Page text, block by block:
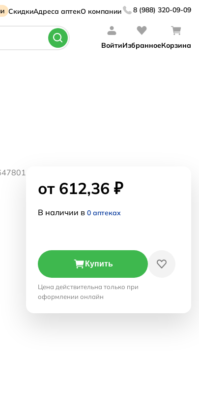
СкидкиАдреса аптекО компании 8 (988) 320-09-09
ВойтиИзбранноеКорзина
от 612,36 ₽
В наличии в 0 аптеках
Купить
Цена действительна только при
оформлении онлайн